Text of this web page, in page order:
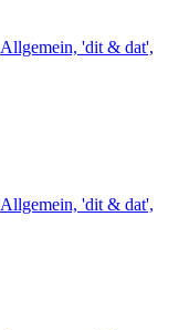
Allgemein, 'dit & dat',
Allgemein, 'dit & dat',